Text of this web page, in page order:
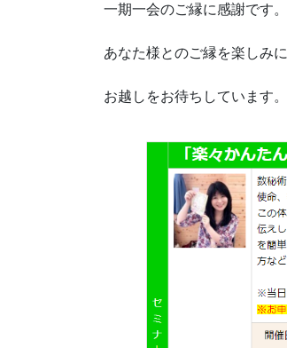
一期一会のご縁に感謝です。
あなた様とのご縁を楽しみに
お越しをお待ちしています。